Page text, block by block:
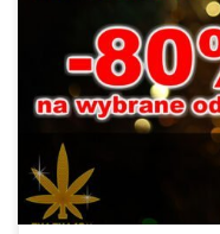
MerryWeed to nasza
okazji Świąt […]